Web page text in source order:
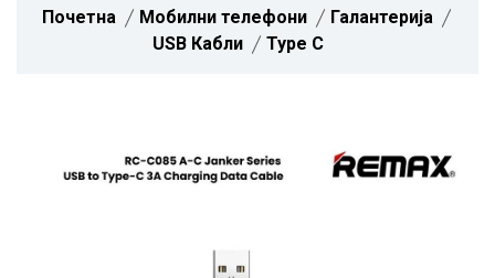
Почетна Мобилни телефони
Галантерија
USB Кабли
Type C